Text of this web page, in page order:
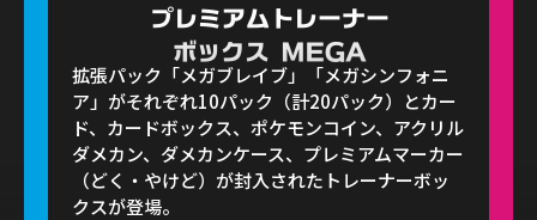
拡張パック「メガブレイブ」「メガシンフォニ
ア」がそれぞれ10パック（計20パック）とカー
ド、カードボックス、ポケモンコイン、アクリル
ダメカン、ダメカンケース、プレミアムマーカー
（どく・やけど）が封入されたトレーナーボッ
クスが登場。